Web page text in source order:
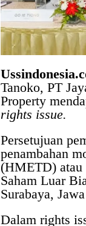
Tanoko, PT
Property
rights issue.
Persetujuan
penambahan
(HMETD) atau
Saham Luar
Surabaya,
Dalam rights